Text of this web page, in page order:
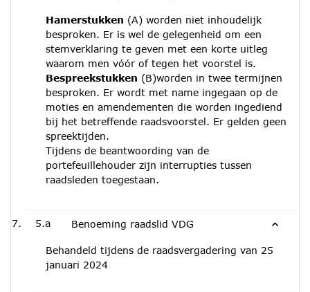
Hamerstukken (A) worden niet inhoudelijk
besproken. Er is wel de gelegenheid om een
stemverklaring te geven met een korte uitleg
waarom men vóór of tegen het voorstel is.
Bespreekstukken (B)worden in twee termijnen
besproken. Er wordt met name ingegaan op de
moties en amendementen die worden ingediend
bij het betreffende raadsvoorstel. Er gelden geen
spreektijden.
Tijdens de beantwoording van de
portefeuillehouder zijn interrupties tussen
raadsleden toegestaan.
5.a Benoeming raadslid VDG
Behandeld tijdens de raadsvergadering van 25
januari 2024